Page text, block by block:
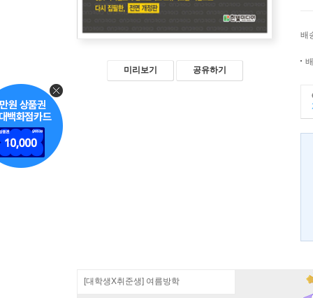
미리보기 공유하기
배
[대학생X취준생] 여름방학